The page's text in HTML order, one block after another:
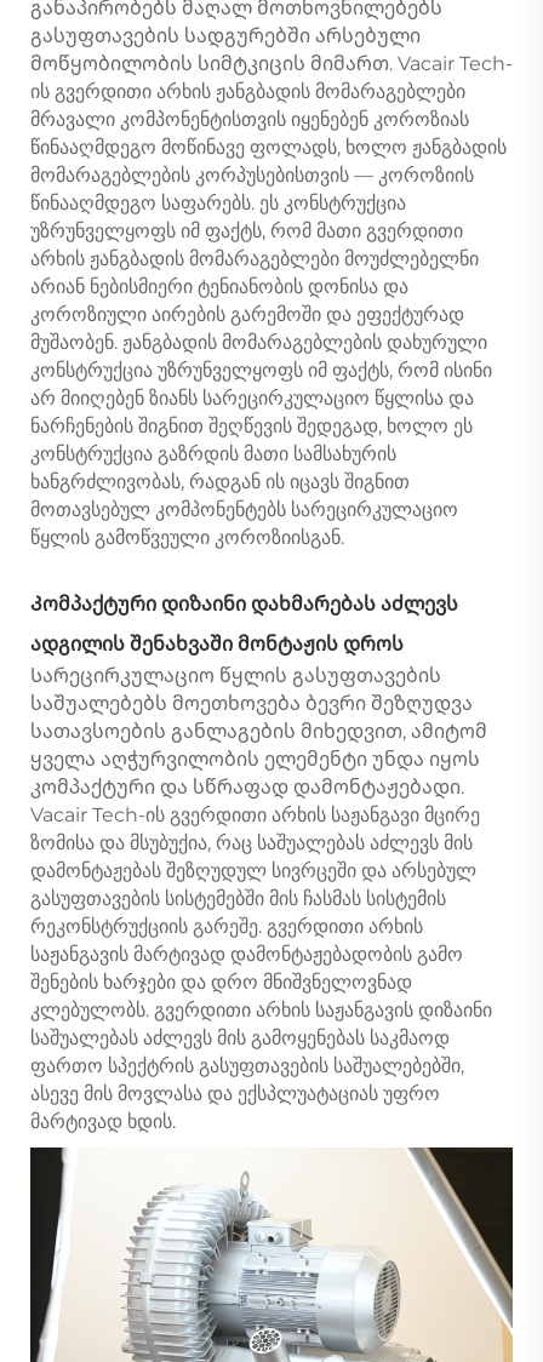
განაპირობებს მაღალ მოთხოვნილებებს
გასუფთავების სადგურებში არსებული
მოწყობილობის სიმტკიცის მიმართ. Vacair Tech-
ის გვერდითი არხის ჟანგბადის მომარაგებლები
მრავალი კომპონენტისთვის იყენებენ კოროზიას
წინააღმდეგო მოწინავე ფოლადს, ხოლო ჟანგბადის
მომარაგებლების კორპუსებისთვის — კოროზიის
წინააღმდეგო საფარებს. ეს კონსტრუქცია
უზრუნველყოფს იმ ფაქტს, რომ მათი გვერდითი
არხის ჟანგბადის მომარაგებლები მოუძლებელნი
არიან ნებისმიერი ტენიანობის დონისა და
კოროზიული აირების გარემოში და ეფექტურად
მუშაობენ. ჟანგბადის მომარაგებლების დახურული
კონსტრუქცია უზრუნველყოფს იმ ფაქტს, რომ ისინი
არ მიიღებენ ზიანს სარეცირკულაციო წყლისა და
ნარჩენების შიგნით შეღწევის შედეგად, ხოლო ეს
კონსტრუქცია გაზრდის მათი სამსახურის
ხანგრძლივობას, რადგან ის იცავს შიგნით
მოთავსებულ კომპონენტებს სარეცირკულაციო
წყლის გამოწვეული კოროზიისგან.
Კომპაქტური დიზაინი დახმარებას აძლევს
ადგილის შენახვაში მონტაჟის დროს
Სარეცირკულაციო წყლის გასუფთავების
საშუალებებს მოეთხოვება ბევრი შეზღუდვა
სათავსოების განლაგების მიხედვით, ამიტომ
ყველა აღჭურვილობის ელემენტი უნდა იყოს
კომპაქტური და სწრაფად დამონტაჟებადი.
Vacair Tech-ის გვერდითი არხის საჟანგავი მცირე
ზომისა და მსუბუქია, რაც საშუალებას აძლევს მის
დამონტაჟებას შეზღუდულ სივრცეში და არსებულ
გასუფთავების სისტემებში მის ჩასმას სისტემის
რეკონსტრუქციის გარეშე. გვერდითი არხის
საჟანგავის მარტივად დამონტაჟებადობის გამო
შენების ხარჯები და დრო მნიშვნელოვნად
კლებულობს. გვერდითი არხის საჟანგავის დიზაინი
საშუალებას აძლევს მის გამოყენებას საკმაოდ
ფართო სპექტრის გასუფთავების საშუალებებში,
ასევე მის მოვლასა და ექსპლუატაციას უფრო
მარტივად ხდის.